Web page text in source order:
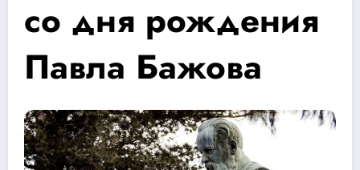
со дня рождения
Павла Бажова